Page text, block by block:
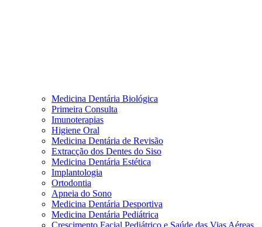
Medicina Dentária Biológica
Primeira Consulta
Imunoterapias
Higiene Oral
Medicina Dentária de Revisão
Extracção dos Dentes do Siso
Medicina Dentária Estética
Implantologia
Ortodontia
Apneia do Sono
Medicina Dentária Desportiva
Medicina Dentária Pediátrica